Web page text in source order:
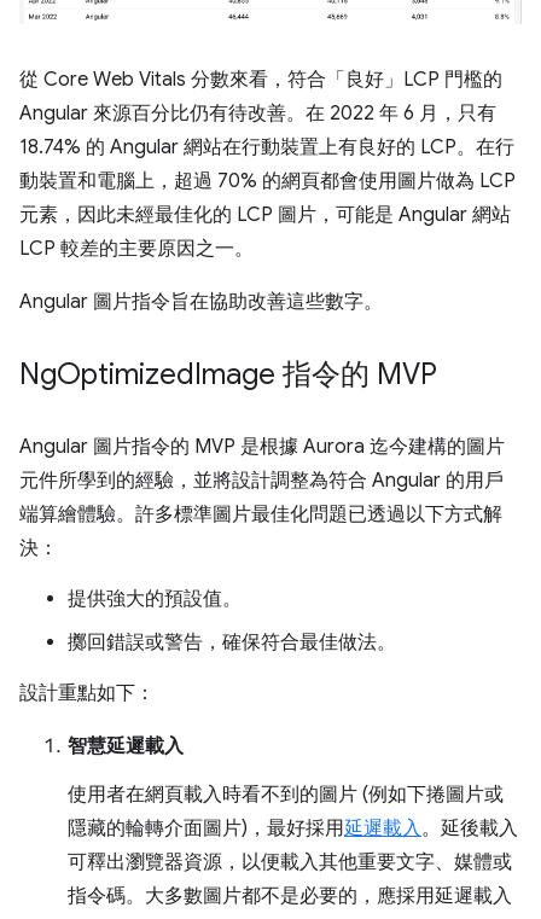
從 Core Web Vitals 分數來看，符合「良好」LCP 門檻的
Angular 來源百分比仍有待改善。在 2022 年 6 月，只有
18.74% 的 Angular 網站在行動裝置上有良好的 LCP。在行
動裝置和電腦上，超過 70% 的網頁都會使用圖片做為 LCP
元素，因此未經最佳化的 LCP 圖片，可能是 Angular 網站
LCP 較差的主要原因之一。
Angular 圖片指令旨在協助改善這些數字。
NgOptimizedImage 指令的 MVP
Angular 圖片指令的 MVP 是根據 Aurora 迄今建構的圖片
元件所學到的經驗，並將設計調整為符合 Angular 的用戶
端算繪體驗。許多標準圖片最佳化問題已透過以下方式解
決：
提供強大的預設值。
擲回錯誤或警告，確保符合最佳做法。
設計重點如下：
智慧延遲載入
使用者在網頁載入時看不到的圖片 (例如下捲圖片或
隱藏的輪轉介面圖片)，最好採用延遲載入。延後載入
可釋出瀏覽器資源，以便載入其他重要文字、媒體或
指令碼。大多數圖片都不是必要的，應採用延遲載入